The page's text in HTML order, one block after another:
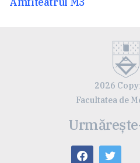
2026
Facultatea de